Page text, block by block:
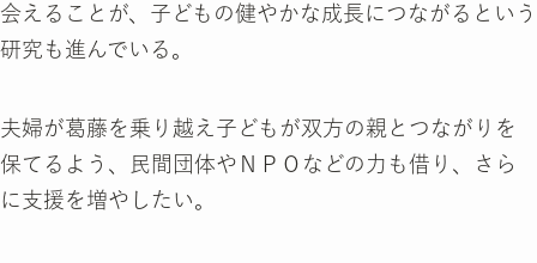
会えることが、子どもの健やかな成長につながるという
研究も進んでいる。
夫婦が葛藤を乗り越え子どもが双方の親とつながりを
保てるよう、民間団体やＮＰＯなどの力も借り、さら
に支援を増やしたい。